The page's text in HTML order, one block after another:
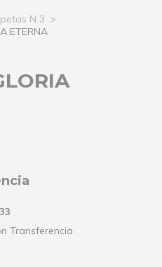
N 3 >
ETERNA
Transferencia